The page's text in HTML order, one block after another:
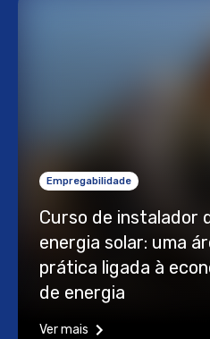
Empregabilidade
Curso de instalador
energia solar: uma
prática ligada à
de energia
Ver mais